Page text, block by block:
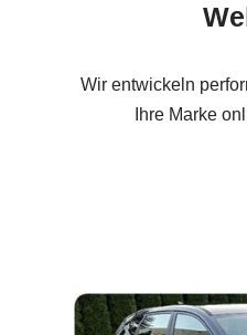
Wir entwickeln
Ihre Marke